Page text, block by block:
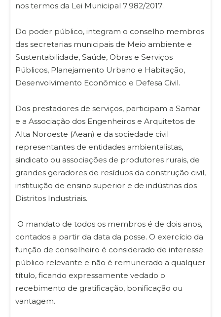
nos termos da Lei Municipal 7.982/2017.
Do poder público, integram o conselho membros
das secretarias municipais de Meio ambiente e
Sustentabilidade, Saúde, Obras e Serviços
Públicos, Planejamento Urbano e Habitação,
Desenvolvimento Econômico e Defesa Civil.
Dos prestadores de serviços, participam a Samar
e a Associação dos Engenheiros e Arquitetos de
Alta Noroeste (Aean) e da sociedade civil
representantes de entidades ambientalistas,
sindicato ou associações de produtores rurais, de
grandes geradores de resíduos da construção civil,
instituição de ensino superior e de indústrias dos
Distritos Industriais.
O mandato de todos os membros é de dois anos,
contados a partir da data da posse. O exercício da
função de conselheiro é considerado de interesse
público relevante e não é remunerado a qualquer
título, ficando expressamente vedado o
recebimento de gratificação, bonificação ou
vantagem.